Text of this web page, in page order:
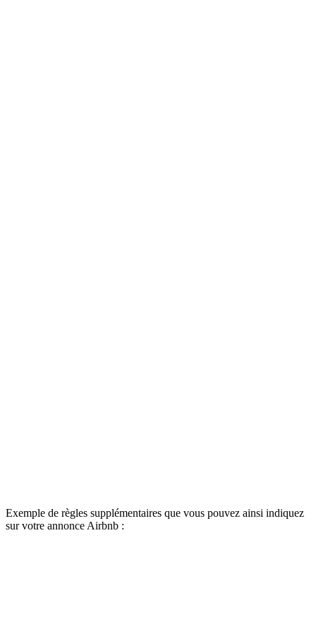
Exemple de règles supplémentaires que vous pouvez ainsi indiquez
sur votre annonce Airbnb :